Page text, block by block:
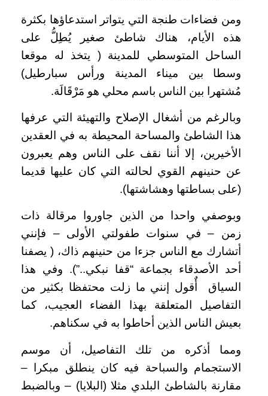
ومن فضاءات طنجة التي يتواتر استدعاؤها بكثرة
هذه الأيام، هناك شاطئ صغير يُطِلُّ على
الساحل المتوسطي للمدينة ( يتخذ له موقعا
وسطا بين ميناء المدينة ورأس سبارطيل)
مُشتهرا بين الناس باسم محلي هو مَرْقَالَة.
وبالرغم من أشغال الإصلاح والتهيئة التي عرفها
هذا الشاطئ والمساحة المحيطة به في العقدين
الأخيرين، إلا أننا نقف على الناس وهم يعبرون
عن حنينهم القوي لحالته التي كان عليها قديما
(على بساطتها وهشاشتها).
وبوصفي واحدا من الذين جاوروا مرقالة ذات
زمن – في سنوات طفولتي الأولى – فإنني
أتشارك مع الناس جزءا من حنينهم ذاك، ( يصفنا
أحد الأصدقاء بجماعة “قفا نبكي..”). وفي هذا
السياق أٌقول إنني ما زلت محتفظا بكثير من
التفاصيل المتعلقة بهذا الفضاء العجيب، كما
بعيش الناس الذين أحاطوا به في سكناهم.
ومما أذكره من تلك التفاصيل، أن موسم
الاستجمام والسباحة فيه كان ينطلق مبكرا –
مقارنة بالشاطئ البلدي مثلا (البلايا) – وبالضبط